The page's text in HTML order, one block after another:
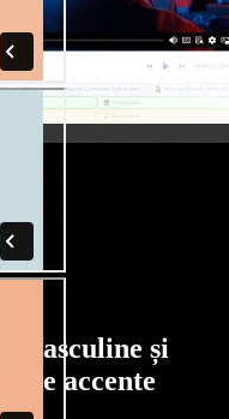
masculine și
de accente